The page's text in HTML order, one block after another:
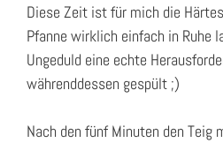
Diese Zeit ist für mich die
Pfanne wirklich einfach in Ruhe
Ungeduld eine echte
währenddessen gespült ;)
Nach den fünf Minuten den Teig